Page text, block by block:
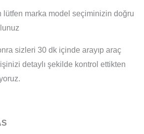
lütfen marka model seçiminizin doğru
sizleri 30 dk içinde arayıp araç
detaylı şekilde kontrol ettikten